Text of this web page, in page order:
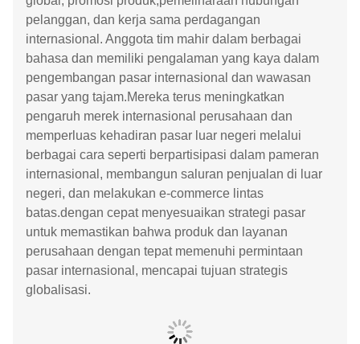
pelanggan, dan kerja sama perdagangan
internasional. Anggota tim mahir dalam berbagai
bahasa dan memiliki pengalaman yang kaya dalam
pengembangan pasar internasional dan wawasan
pasar yang tajam.Mereka terus meningkatkan
pengaruh merek internasional perusahaan dan
memperluas kehadiran pasar luar negeri melalui
berbagai cara seperti berpartisipasi dalam pameran
internasional, membangun saluran penjualan di luar
negeri, dan melakukan e-commerce lintas
batas.dengan cepat menyesuaikan strategi pasar
untuk memastikan bahwa produk dan layanan
perusahaan dengan tepat memenuhi permintaan
pasar internasional, mencapai tujuan strategis
globalisasi.